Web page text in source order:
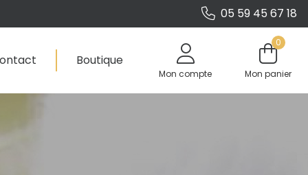
05 59 45 67 18
Boutique
Mon compte
0
Mon panier